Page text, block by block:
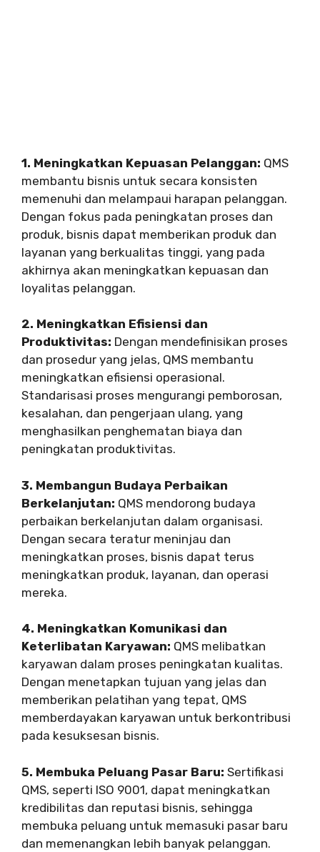
1. Meningkatkan Kepuasan Pelanggan: QMS
membantu bisnis untuk secara konsisten
memenuhi dan melampaui harapan pelanggan.
Dengan fokus pada peningkatan proses dan
produk, bisnis dapat memberikan produk dan
layanan yang berkualitas tinggi, yang pada
akhirnya akan meningkatkan kepuasan dan
loyalitas pelanggan.
2. Meningkatkan Efisiensi dan
Produktivitas: Dengan mendefinisikan proses
dan prosedur yang jelas, QMS membantu
meningkatkan efisiensi operasional.
Standarisasi proses mengurangi pemborosan,
kesalahan, dan pengerjaan ulang, yang
menghasilkan penghematan biaya dan
peningkatan produktivitas.
3. Membangun Budaya Perbaikan
Berkelanjutan: QMS mendorong budaya
perbaikan berkelanjutan dalam organisasi.
Dengan secara teratur meninjau dan
meningkatkan proses, bisnis dapat terus
meningkatkan produk, layanan, dan operasi
mereka.
4. Meningkatkan Komunikasi dan
Keterlibatan Karyawan: QMS melibatkan
karyawan dalam proses peningkatan kualitas.
Dengan menetapkan tujuan yang jelas dan
memberikan pelatihan yang tepat, QMS
memberdayakan karyawan untuk berkontribusi
pada kesuksesan bisnis.
5. Membuka Peluang Pasar Baru: Sertifikasi
QMS, seperti ISO 9001, dapat meningkatkan
kredibilitas dan reputasi bisnis, sehingga
membuka peluang untuk memasuki pasar baru
dan memenangkan lebih banyak pelanggan.